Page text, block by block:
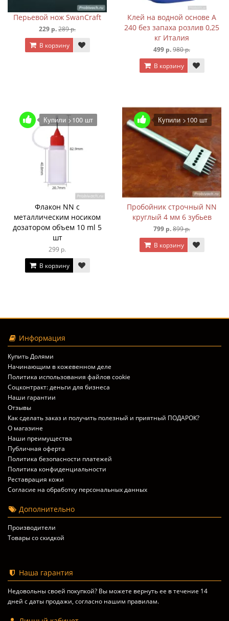
Перьевой нож SwanCraft
229 р.289 р.
В корзину
Клей на водной основе A
240 без запаха розлив 0,25
кг Италия
499 р.980 р.
В корзину
Купили >100 шт
Флакон NN с
металлическим носиком
дозатором объем 10 ml 5
шт
299 р.
В корзину
Купили >100 шт
Пробойник строчный NN
круглый 4 мм 6 зубьев
799 р.899 р.
В корзину
Информация
Купить Долями
Начинающим в кожевенном деле
Политика использования файлов cookie
Соцконтракт: деньги для бизнеса
Наши гарантии
Отзывы
Как сделать заказ и получить полезный и приятный ПОДАРОК?
О магазине
Наши преимущества
Публичная оферта
Политика безопасности платежей
Политика конфиденциальности
Реставрация кожи
Согласие на обработку персональных данных
Дополнительно
Производители
Товары со скидкой
Наша гарантия
Недовольны своей покупкой? Вы можете вернуть ее в течение 14
дней с даты продажи, согласно нашим правилам.